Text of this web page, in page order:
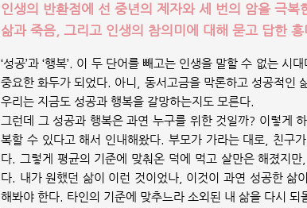
인생의 반환점에 선 중년의 제자와 세 번의 암을 극복
삶과 죽음, 그리고 인생의 참의미에 대해 묻고 답한
‘성공’과 ‘행복’. 이 두 단어를 빼고는 인생을 말할 수 없는 시
중요한 화두가 되었다. 아니, 동서고금을 막론하고 성공적인
우리는 지금도 성공과 행복을 갈망하는지도 모른다.
그런데 그 성공과 행복은 과연 누구를 위한 것일까? 이렇게
복할 수 있다고 해서 인내해왔다. 부모가 가라는 대로, 친구
다. 그렇게 평균의 기준에 맞춰온 덕에 먹고 살만은 해졌지
다. 내가 원했던 삶이 이런 것이었나, 이것이 과연 성공한 삶
해봐야 한다. 타인의 기준에 맞추느라 소외된 내 삶을 다시 되